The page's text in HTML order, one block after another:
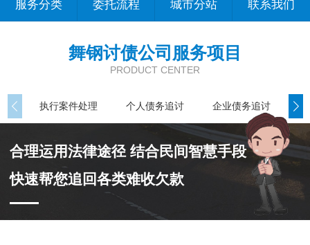
服务分类 委托流程 城市分站 联系我们
舞钢讨债公司服务项目
PRODUCT CENTER
执行案件处理 个人债务追讨 企业债务追讨
合理运用法律途径 结合民间智慧手段
快速帮您追回各类难收欠款